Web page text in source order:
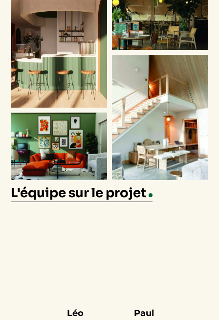
L'équipe sur le projet
Léo Paul